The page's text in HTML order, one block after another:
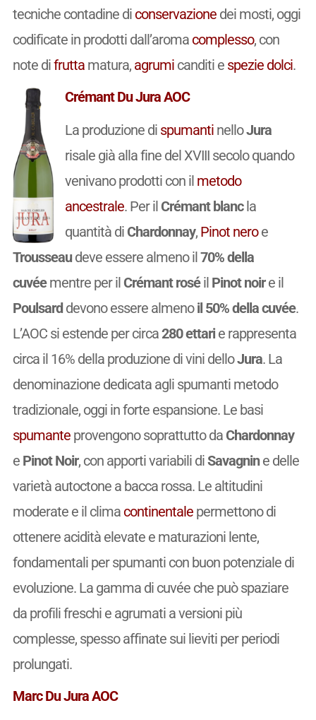
tecniche contadine di conservazionedei mosti, oggi
codificate in prodotti dall’aroma complesso, con
note difruttamatura, agrumicanditi e spezie dolci.
Crémant Du Jura AOC
La produzione di spumantinelloJura
risale già alla fine del XVIII secolo quando
venivano prodotti con il metodo
ancestrale. Per il Crémant blancla
quantità di Chardonnay, Pinot neroe
Trousseaudeve essere almeno il70% della
cuvéementre per il Crémant roséilPinot noire il
Poulsarddevono essere almenoil 50% della cuvée.
L’AOC si estende per circa280 ettarie rappresenta
circa il 16% della produzione di vini delloJura. La
denominazione dedicata agli spumanti metodo
tradizionale, oggi in forte espansione. Le basi
spumanteprovengono soprattutto da Chardonnay
e Pinot Noir, con apporti variabili diSavagnine delle
varietà autoctone a bacca rossa. Le altitudini
moderate e il clima continentalepermettono di
ottenere acidità elevate e maturazioni lente,
fondamentali per spumanti con buon potenziale di
evoluzione. La gamma di cuvée che può spaziare
da profili freschi e agrumati a versioni più
complesse, spesso affinate sui lieviti per periodi
prolungati.
Marc Du Jura AOC